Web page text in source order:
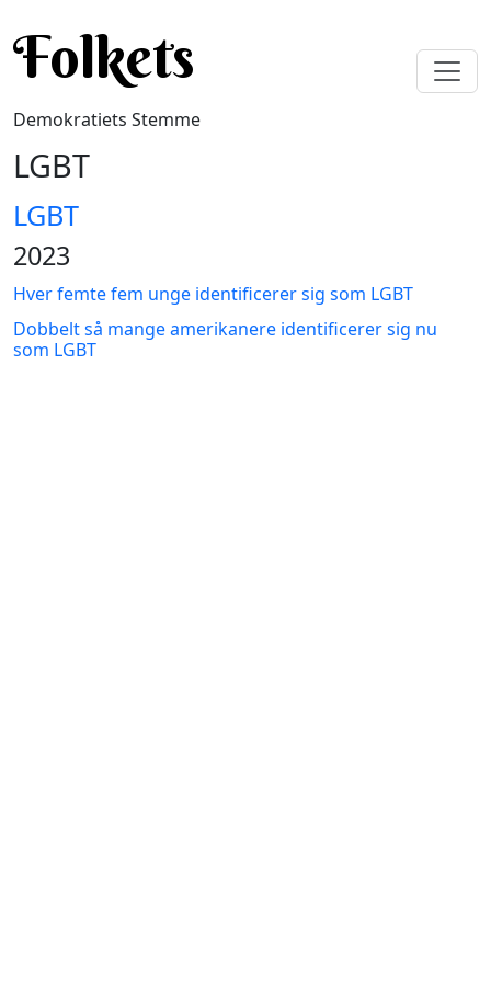
Folkets
Demokratiets Stemme
LGBT
LGBT
2023
Hver femte fem unge identificerer sig som LGBT
Dobbelt så mange amerikanere identificerer sig nu
som LGBT